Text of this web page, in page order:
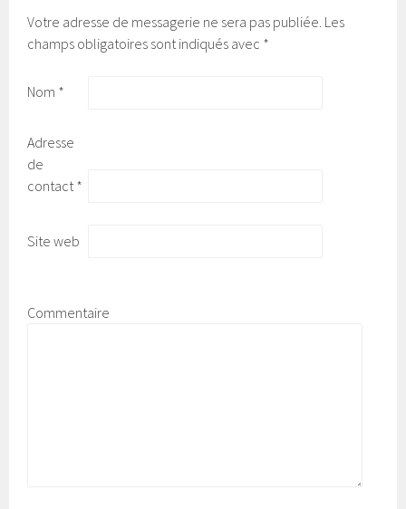
Votre adresse de messagerie ne sera pas publiée. Les
champs obligatoires sont indiqués avec *
Nom *
Adresse
de
contact *
Site web
Commentaire